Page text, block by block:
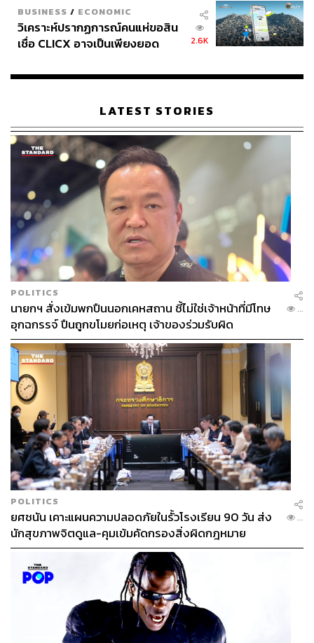
Standard QR Code มีอะไรน่าสนใจบ้าง
THE STANDARD ได้รวบรวมข้อมูลสำคัญของ Standard
QR Code ว่ามีคุณสมบัติเด่นและข้อสังเกตอย่างไรบ้าง
ฝ่ายผู้บริโภคทั่วไป
จุดเด่น
รองรับการชำระเงินที่หลากหลาย เชื่อมต่อกับบัตรเดบิต
บัตรเครดิต บัญชีเงินฝากทุกธนาคาร บัญชี e-Wallet
และรองรับการชำระเงินจากต่างประเทศ (เฉพาะบาง
ประเทศ)
โอนเงินข้ามธนาคารผ่านพร้อมเพย์ ซึ่งมีค่าธรรมเนียม
ต่ำหรือไม่มีค่าธรรมเนียม
สแกน QR ผ่าน Mobile Banking ของธนาคารใดก็ได้
สะดวก รวดเร็ว ไม่ต้องพกเงินสด
ปลอดภัย ลดความเสี่ยงของการพกเงินสด การให้ข้อมูล
บัญชีธนาคาร/รหัสCVVของตัวเองแก่ร้านค้า
ระบบที่รองรับถูกพัฒนาอยู่บนโครงสร้างพื้นฐานการให้
บริการในปัจจุบัน
ตรวจสอบความถูกต้องได้จากชื่อบัญชีและจำนวนเงินที่
แสดงบน QR Code ของร้านค้า
ใช้ username และ password เพื่อเข้าสู่ Mobile
Application ก่อนเลือกชำระเงิน
BUSINESS / ECONOMIC
วิเคราะห์ปรากฏการณ์คนแห่ขอสิน
เชื่อ CLICX อาจเป็นเพียงยอด
เรือนไทยที่ถูกซุกไว้
2.6K
LATEST STORIES
POLITICS
นายกฯ สั่งเข้มพกปืนนอกเคหสถาน ชี้ไม่ใช่เจ้าหน้าที่มีโทษ
อุกฉกรรจ์ ปืนถูกขโมยก่อเหตุ เจ้าของร่วมรับผิด
...
POLITICS
ยศชนัน เคาะแผนความปลอดภัยในรั้วโรงเรียน 90 วัน ส่ง
นักสุขภาพจิตดูแล-คุมเข้มคัดกรองสิ่งผิดกฎหมาย
...